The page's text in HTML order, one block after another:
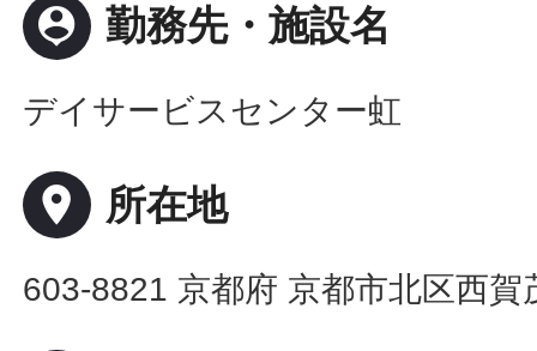
person_pin 勤務先・施設名
デイサービスセンター虹
place 所在地
603-8821 京都府 京都市北区西賀